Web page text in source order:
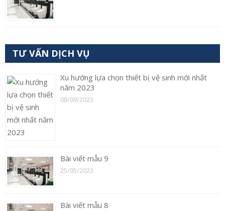
TƯ VẤN DỊCH VỤ
Xu hướng lựa chọn thiết bị vệ sinh mới nhất
năm 2023
08/09/2023
Bài viết mẫu 9
25/05/2023
Bài viết mẫu 8